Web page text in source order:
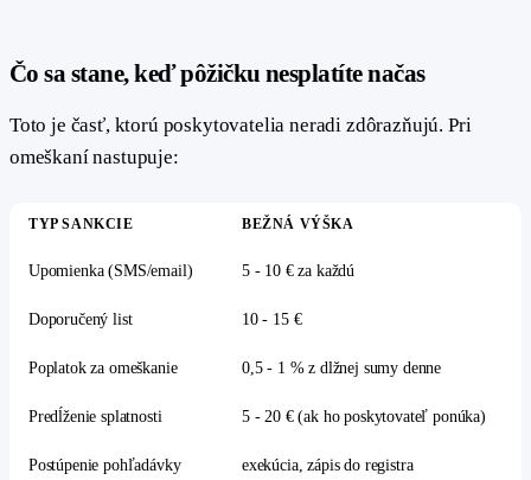
Čo sa stane, keď pôžičku nesplatíte načas
Toto je časť, ktorú poskytovatelia neradi zdôrazňujú. Pri
omeškaní nastupuje:
TYP SANKCIE BEŽNÁ VÝŠKA
Upomienka (SMS/email) 5 - 10 € za každú
Doporučený list 10 - 15 €
Poplatok za omeškanie 0,5 - 1 % z dlžnej sumy denne
Predĺženie splatnosti 5 - 20 € (ak ho poskytovateľ ponúka)
Postúpenie pohľadávky exekúcia, zápis do registra